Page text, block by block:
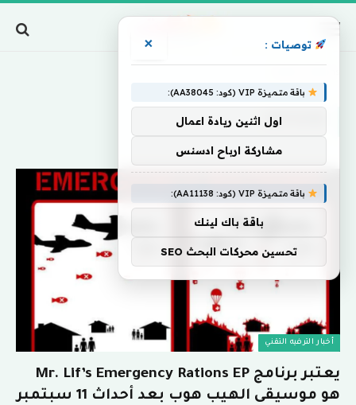
RATIONS
أخبار الترفيه التقني
يعتبر برنامج Mr. Lif’s Emergency Rations EP
هو موسيقى الهيب هوب بعد أحداث 11 سبتمبر
توصيات : ×
باقة متميزة VIP (كود: AA38045):
اول اثنين ريادة اعمال
مشاركة ارباح ادسنس
باقة متميزة VIP (كود: AA11138):
باقة باك لينك
تحسين محركات البحث SEO